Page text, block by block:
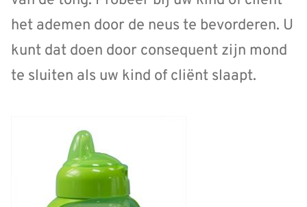
het ademen door de neus te bevorderen. U
kunt dat doen door consequent zijn mond
te sluiten als uw kind of cliënt slaapt.